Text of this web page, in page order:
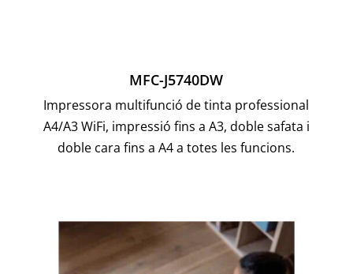
MFC-J5740DW
Impressora multifunció de tinta professional
A4/A3 WiFi, impressió fins a A3, doble safata i
doble cara fins a A4 a totes les funcions.